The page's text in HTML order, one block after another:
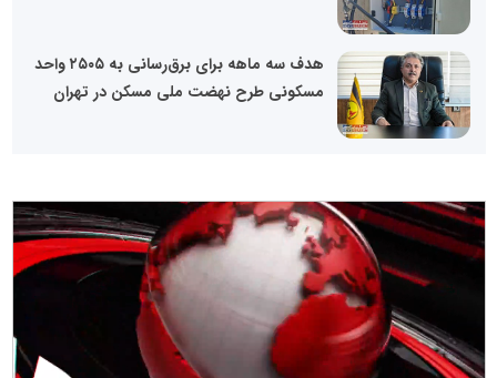
هدف سه ماهه برای برق‌رسانی به ۲۵۰۵ واحد
مسکونی طرح نهضت ملی مسکن در تهران